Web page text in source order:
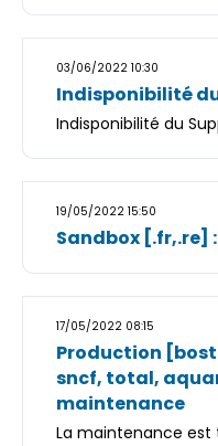
03/06/2022 10:30
Indisponibilité
Indisponibilité du
19/05/2022 15:50
Sandbox [.fr,.re]
17/05/2022 08:15
Production
sncf, total,
maintenance
La maintenance est